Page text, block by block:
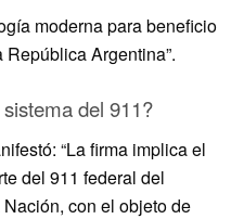
moderna para beneficio
Argentina”.
del 911?
“La firma implica el
del 911 federal del
con el objeto de